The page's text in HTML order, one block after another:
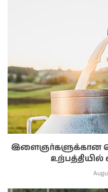
இளைஞர்களுக்கான
உற்பத்தியில்